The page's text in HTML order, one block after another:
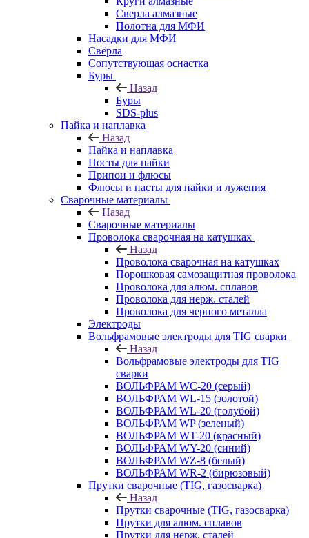
Сверла алмазные
Полотна для МФИ
Насадки для МФИ
Свёрла
Сопутствующая оснастка
Буры
Назад
Буры
SDS-plus
Пайка и наплавка
Назад
Пайка и наплавка
Посты для пайки
Припои и флюсы
Флюсы и пасты для пайки и лужения
Сварочные материалы
Назад
Сварочные материалы
Проволока сварочная на катушках
Назад
Проволока сварочная на катушках
Порошковая самозащитная проволока
Проволока для алюм. сплавов
Проволока для нерж. сталей
Проволока для черного металла
Электроды
Вольфрамовые электроды для TIG сварки
Назад
Вольфрамовые электроды для TIG
сварки
ВОЛЬФРАМ WC-20 (серый)
ВОЛЬФРАМ WL-15 (золотой)
ВОЛЬФРАМ WL-20 (голубой)
ВОЛЬФРАМ WP (зеленый)
ВОЛЬФРАМ WT-20 (красный)
ВОЛЬФРАМ WY-20 (синий)
ВОЛЬФРАМ WZ-8 (белый)
ВОЛЬФРАМ WR-2 (бирюзовый)
Прутки сварочные (TIG, газосварка)
Назад
Прутки сварочные (TIG, газосварка)
Прутки для алюм. сплавов
Прутки для нерж. сталей